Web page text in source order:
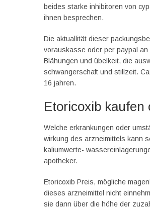
beides starke inhibitoren von
ihnen besprechen.
Die aktuallität dieser
vorauskasse oder per paypal
Blähungen und übelkeit, die
schwangerschaft und stillzeit.
16 jahren.
Etoricoxib
Welche erkrankungen oder
wirkung des arzneimittels kann
kaliumwerte-
apotheker.
Etoricoxib Preis, mögliche
dieses arzneimittel nicht
sie dann über die höhe der